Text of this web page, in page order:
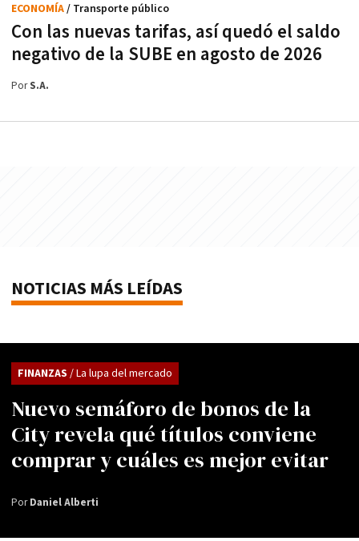
Con las nuevas tarifas, así quedó el saldo
negativo de la SUBE en agosto de 2026
ECONOMÍA/ Transporte público
PorS.A.
NOTICIAS MÁS LEÍDAS
Nuevo semáforo de bonos de la
City revela qué títulos conviene
comprar y cuáles es mejor evitar
FINANZAS / La lupa del mercado
PorDaniel Alberti